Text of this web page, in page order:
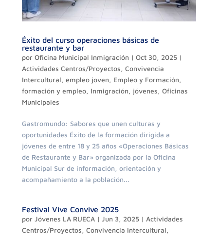
Éxito del curso operaciones básicas de
restaurante y bar
por Oficina Municipal Inmigración| Oct 30, 2025|
Actividades Centros/Proyectos, Convivencia
Intercultural, empleo joven, Empleo y Formación,
formación y empleo, Inmigración, jóvenes, Oficinas
Municipales
Gastromundo: Sabores que unen culturas y
oportunidades Éxito de la formación dirigida a
jóvenes de entre 18 y 25 años «Operaciones Básicas
de Restaurante y Bar» organizada por la Oficina
Municipal Sur de información, orientación y
acompañamiento a la población...
Festival Vive Convive 2025
por Jóvenes LA RUECA| Jun 3, 2025| Actividades
Centros/Proyectos, Convivencia Intercultural,